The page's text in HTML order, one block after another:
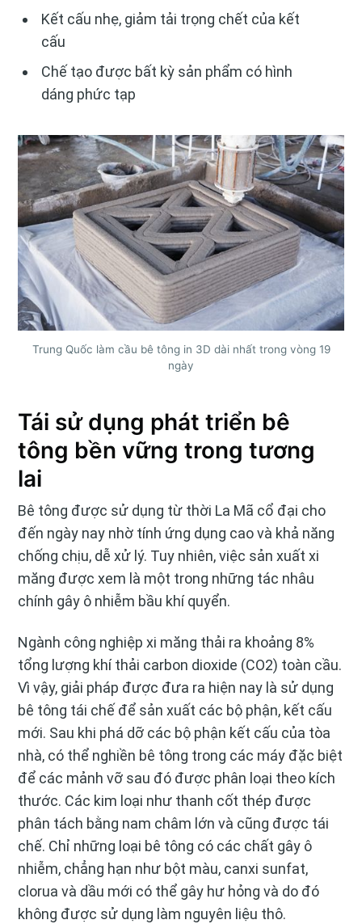
Kết cấu nhẹ, giảm tải trọng chết của kết
cấu
Chế tạo được bất kỳ sản phẩm có hình
dáng phức tạp
Trung Quốc làm cầu bê tông in 3D dài nhất trong vòng 19
ngày
Tái sử dụng phát triển bê
tông bền vững trong tương
lai
Bê tông được sử dụng từ thời La Mã cổ đại cho
đến ngày nay nhờ tính ứng dụng cao và khả năng
chống chịu, dễ xử lý. Tuy nhiên, việc sản xuất xi
măng được xem là một trong những tác nhâu
chính gây ô nhiễm bầu khí quyển.
Ngành công nghiệp xi măng thải ra khoảng 8%
tổng lượng khí thải carbon dioxide (CO2) toàn cầu.
Vì vậy, giải pháp được đưa ra hiện nay là sử dụng
bê tông tái chế để sản xuất các bộ phận, kết cấu
mới. Sau khi phá dỡ các bộ phận kết cấu của tòa
nhà, có thể nghiền bê tông trong các máy đặc biệt
để các mảnh vỡ sau đó được phân loại theo kích
thước. Các kim loại như thanh cốt thép được
phân tách bằng nam châm lớn và cũng được tái
chế. Chỉ những loại bê tông có các chất gây ô
nhiễm, chẳng hạn như bột màu, canxi sunfat,
clorua và dầu mới có thể gây hư hỏng và do đó
không được sử dụng làm nguyên liệu thô.